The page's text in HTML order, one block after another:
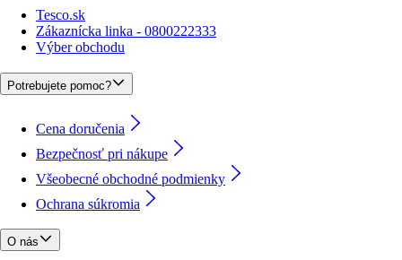
Tesco.sk
Zákaznícka linka - 0800222333
Výber obchodu
Potrebujete pomoc?
Cena doručenia
Bezpečnosť pri nákupe
Všeobecné obchodné podmienky
Ochrana súkromia
O nás